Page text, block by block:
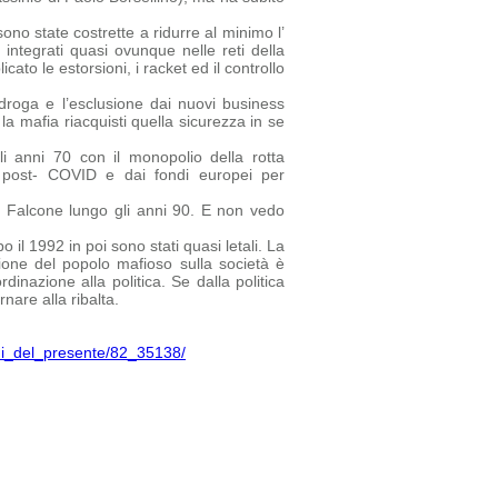
state costrette a ridurre al minimo l’
quasi ovunque nelle reti della
le estorsioni, i racket ed il controllo
e l’esclusione dai nuovi business
mafia riacquisti quella sicurezza in se
anni 70 con il monopolio della rotta
post- COVID e dai fondi europei per
lungo gli anni 90. E non vedo
il 1992 in poi sono stati quasi letali. La
del popolo mafioso sulla società è
alla politica. Se dalla politica
alla ribalta.
82_35138/